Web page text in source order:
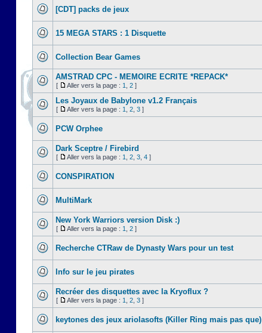
[CDT] packs de jeux
15 MEGA STARS : 1 Disquette
Collection Bear Games
AMSTRAD CPC - MEMOIRE ECRITE *REPACK*
[ Aller vers la page : 1 2 ]
Les Joyaux de Babylone v1.2 Français
[ Aller vers la page : 1 2 3 ]
PCW Orphee
Dark Sceptre / Firebird
[ Aller vers la page : 1 2 3 4 ]
CONSPIRATION
MultiMark
New York Warriors version Disk :)
[ Aller vers la page : 1 2 ]
Recherche CTRaw de Dynasty Wars pour un test
Info sur le jeu pirates
Recréer des disquettes avec la Kryoflux ?
[ Aller vers la page : 1 2 3 ]
keytones des jeux ariolasofts (Killer Ring mais pas que)